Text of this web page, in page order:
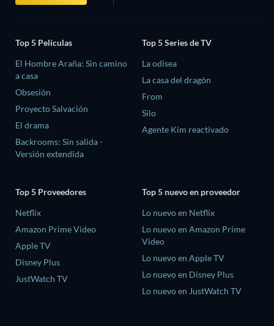
Top 5 Películas
El Hombre Araña: Sin camino
a casa
Obsesión
Proyecto Salvación
El drama
Backrooms: Sin salida -
Versión extendida
Top 5 Series de TV
La odisea
La casa del dragón
From
Silo
Agente Kim reactivado
Top 5 Proveedores
Netflix
Amazon Prime Video
Apple TV
Disney Plus
JustWatch TV
Top 5 nuevo en proveedor
Lo nuevo en Netflix
Lo nuevo en Amazon Prime
Video
Lo nuevo en Apple TV
Lo nuevo en Disney Plus
Lo nuevo en JustWatch TV